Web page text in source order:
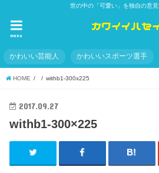
世の中の「可愛い」を独自の意
menu
かわいい芸能人 かわいいスポーツ選手
HOME withb1-300x225
2017.09.27
withb1-300×225